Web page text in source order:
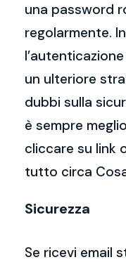
una password
regolarmente.
un ulteriore
dubbi sulla
è sempre
cliccare su link
tutto circa
Sicurezza
Se ricevi email